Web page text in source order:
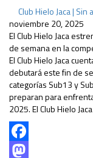
Club Hielo Jaca |
noviembre 20, 2025
El Club Hielo Jaca
de semana en la
El Club Hielo Jaca
debutará este fin de
categorías Sub13 y
preparan para
2025. El Club Hielo
Facebook